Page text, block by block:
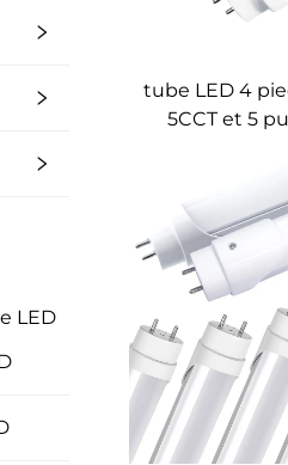
LED
tube LED 4
5CCT et 5
stock
bureaux